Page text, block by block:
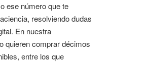
ese número que te
resolviendo dudas
En nuestra
quieren comprar décimos
entre los que